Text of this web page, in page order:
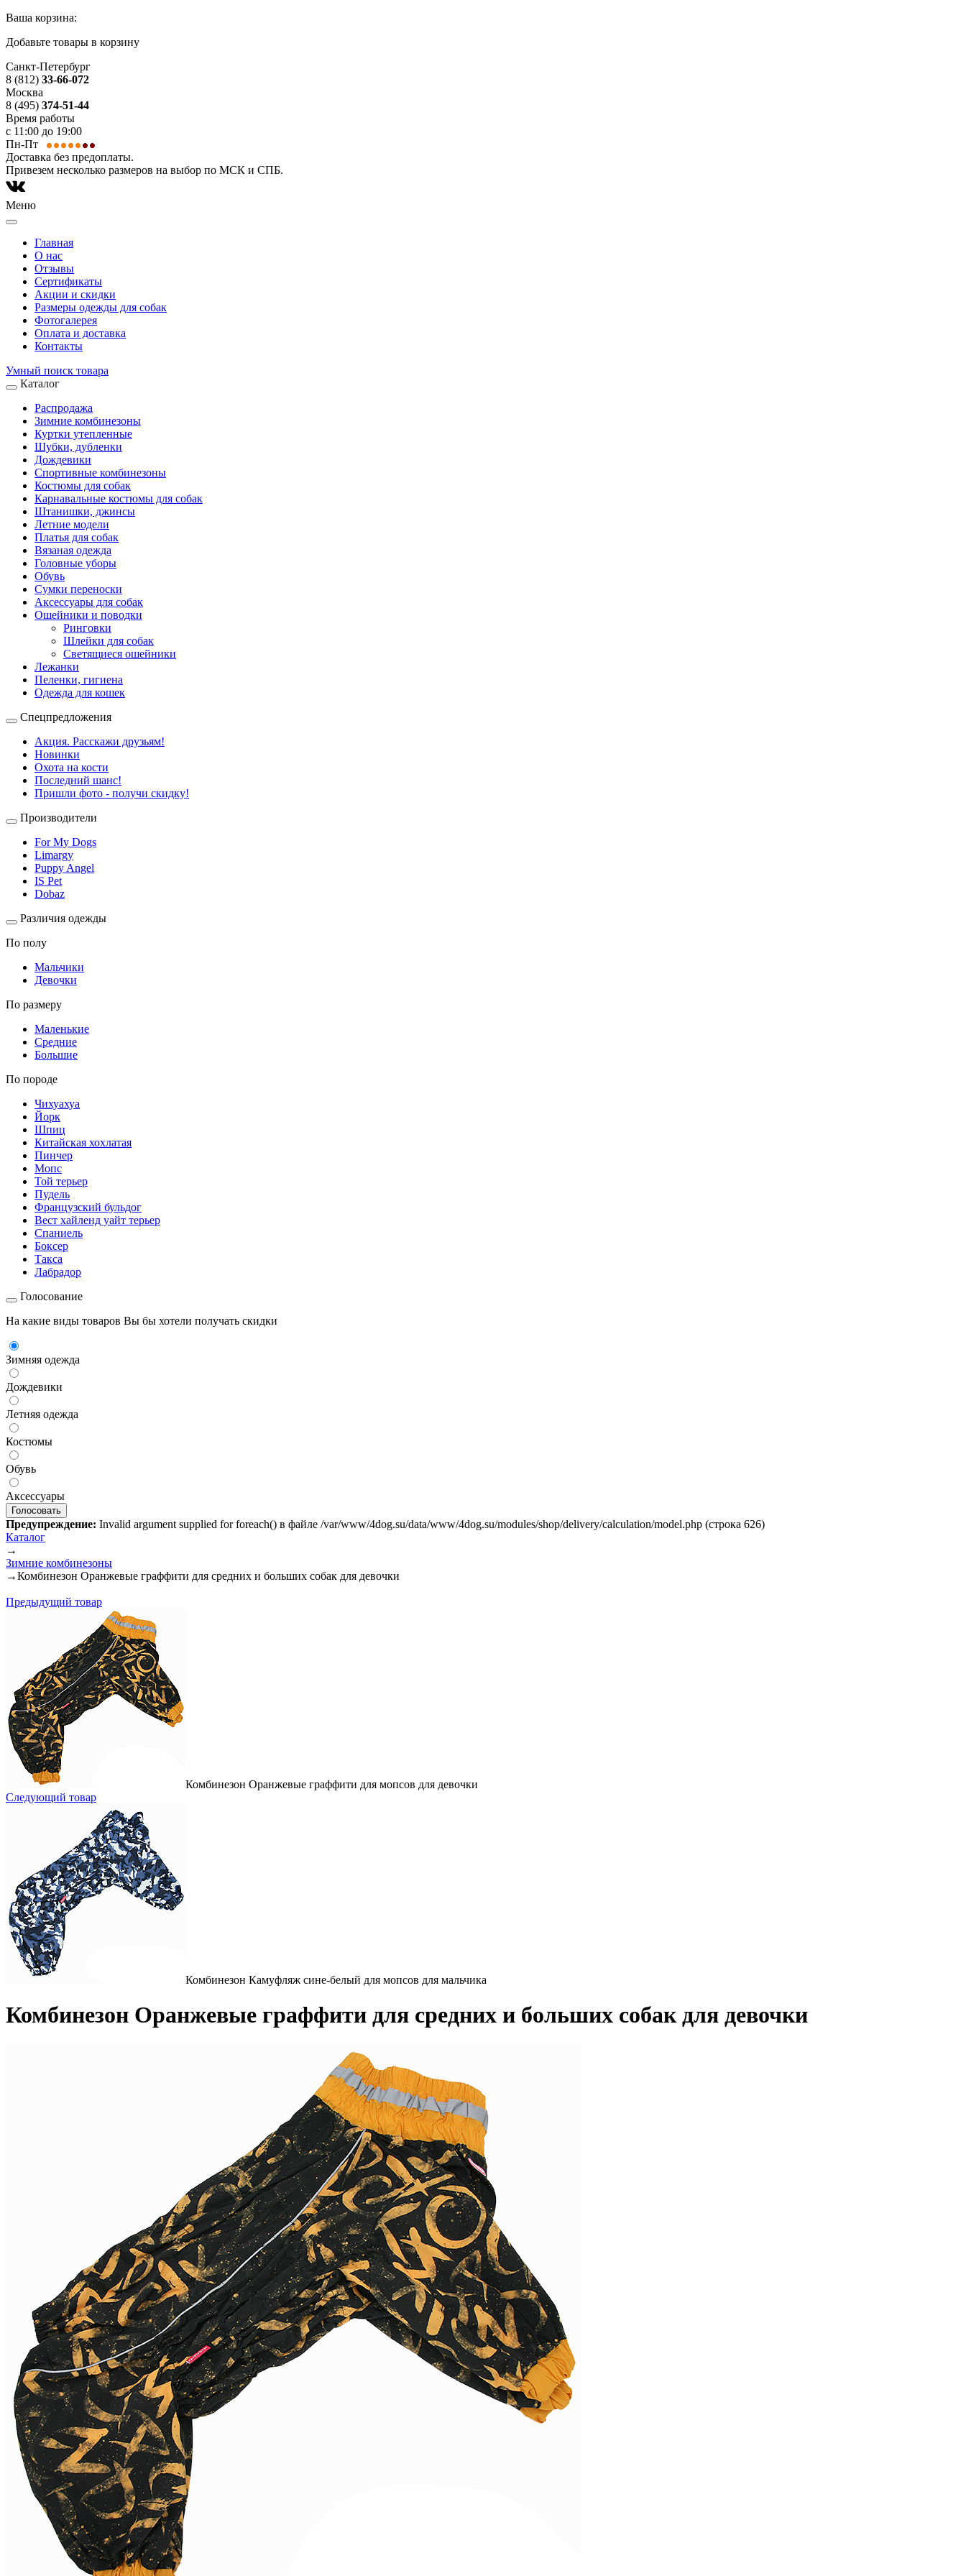
Ваша корзина:
Добавьте товары в корзину
Санкт-Петербург
8 (812) 33-66-072
Москва
8 (495) 374-51-44
Время работы
с 11:00 до 19:00
Пн-Пт
Доставка без предоплаты.
Привезем несколько размеров на выбор по МСК и СПБ.
Меню
Главная
О нас
Отзывы
Сертификаты
Акции и скидки
Размеры одежды для собак
Фотогалерея
Оплата и доставка
Контакты
Умный поиск товара
Каталог
Распродажа
Зимние комбинезоны
Куртки утепленные
Шубки, дубленки
Дождевики
Спортивные комбинезоны
Костюмы для собак
Карнавальные костюмы для собак
Штанишки, джинсы
Летние модели
Платья для собак
Вязаная одежда
Головные уборы
Обувь
Сумки переноски
Аксессуары для собак
Ошейники и поводки
Ринговки
Шлейки для собак
Светящиеся ошейники
Лежанки
Пеленки, гигиена
Одежда для кошек
Спецпредложения
Акция. Расскажи друзьям!
Новинки
Охота на кости
Последний шанс!
Пришли фото - получи скидку!
Производители
For My Dogs
Limargy
Puppy Angel
IS Pet
Dobaz
Различия одежды
По полу
Мальчики
Девочки
По размеру
Маленькие
Средние
Большие
По породе
Чихуахуа
Йорк
Шпиц
Китайская хохлатая
Пинчер
Мопс
Той терьер
Пудель
Французский бульдог
Вест хайленд уайт терьер
Спаниель
Боксер
Такса
Лабрадор
Голосование
На какие виды товаров Вы бы хотели получать скидки
Зимняя одежда
Дождевики
Летняя одежда
Костюмы
Обувь
Аксессуары
Предупреждение: Invalid argument supplied for foreach() в файле /var/www/4dog.su/data/www/4dog.su/modules/shop/delivery/calculation/model.php (строка 626)
Каталог
→
Зимние комбинезоны
→Комбинезон Оранжевые граффити для средних и больших собак для девочки
Предыдущий товар
Комбинезон Оранжевые граффити для мопсов для девочки
Следующий товар
Комбинезон Камуфляж сине-белый для мопсов для мальчика
Комбинезон Оранжевые граффити для средних и больших собак для девочки